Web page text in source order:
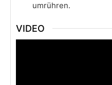
umrühren.
VIDEO